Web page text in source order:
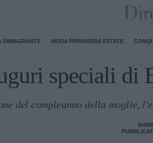
DIMAGRANTE MODA PRIMAVERA ESTATE
speciali di
del compleanno della moglie,